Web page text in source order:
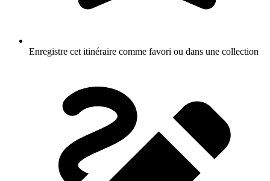
Enregistre cet itinéraire comme favori ou dans une collection